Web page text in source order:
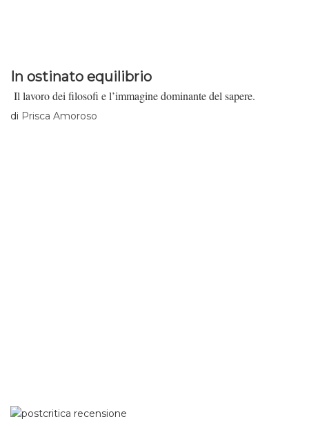
In ostinato equilibrio
Il lavoro dei filosofi e l’immagine dominante del sapere.
di Prisca Amoroso